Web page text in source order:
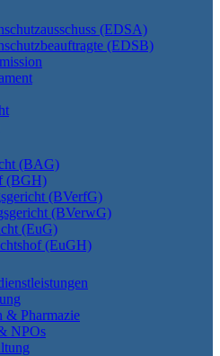
(EDSA)
(EDSB)
(BAG)
(BGH)
(BVerfG)
(BVerwG)
(EuG)
(EuGH)
& Pharmazie
NPOs